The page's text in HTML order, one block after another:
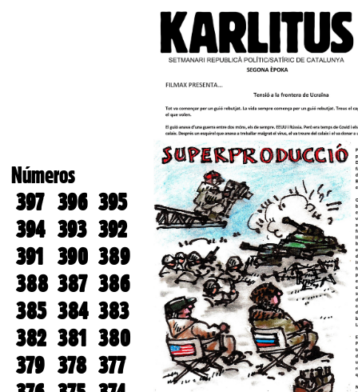
Números
397 396 395
394 393 392
391 390 389
388 387 386
385 384 383
382 381 380
379 378 377